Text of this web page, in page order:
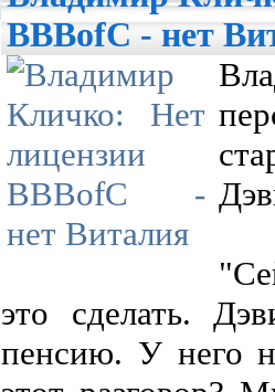
BBBofC - нет
это сделать.
пенсию. У него